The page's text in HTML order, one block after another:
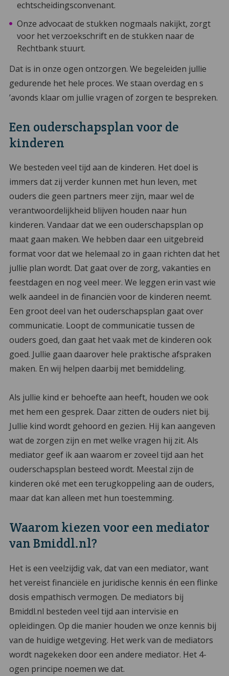
echtscheidingsconvenant.
Onze advocaat de stukken nogmaals nakijkt, zorgt
voor het verzoekschrift en de stukken naar de
Rechtbank stuurt.
Dat is in onze ogen ontzorgen. We begeleiden jullie
gedurende het hele proces. We staan overdag en s
’avonds klaar om jullie vragen of zorgen te bespreken.
Een ouderschapsplan voor de
kinderen
We besteden veel tijd aan de kinderen. Het doel is
immers dat zij verder kunnen met hun leven, met
ouders die geen partners meer zijn, maar wel de
verantwoordelijkheid blijven houden naar hun
kinderen. Vandaar dat we een ouderschapsplan op
maat gaan maken. We hebben daar een uitgebreid
format voor dat we helemaal zo in gaan richten dat het
jullie plan wordt. Dat gaat over de zorg, vakanties en
feestdagen en nog veel meer. We leggen erin vast wie
welk aandeel in de financiën voor de kinderen neemt.
Een groot deel van het ouderschapsplan gaat over
communicatie. Loopt de communicatie tussen de
ouders goed, dan gaat het vaak met de kinderen ook
goed. Jullie gaan daarover hele praktische afspraken
maken. En wij helpen daarbij met bemiddeling.
Als jullie kind er behoefte aan heeft, houden we ook
met hem een gesprek. Daar zitten de ouders niet bij.
Jullie kind wordt gehoord en gezien. Hij kan aangeven
wat de zorgen zijn en met welke vragen hij zit. Als
mediator geef ik aan waarom er zoveel tijd aan het
ouderschapsplan besteed wordt. Meestal zijn de
kinderen oké met een terugkoppeling aan de ouders,
maar dat kan alleen met hun toestemming.
Waarom kiezen voor een mediator
van Bmiddl.nl?
Het is een veelzijdig vak, dat van een mediator, want
het vereist financiële en juridische kennis én een flinke
dosis empathisch vermogen. De mediators bij
Bmiddl.nl besteden veel tijd aan intervisie en
opleidingen. Op die manier houden we onze kennis bij
van de huidige wetgeving. Het werk van de mediators
wordt nagekeken door een andere mediator. Het 4-
ogen principe noemen we dat.